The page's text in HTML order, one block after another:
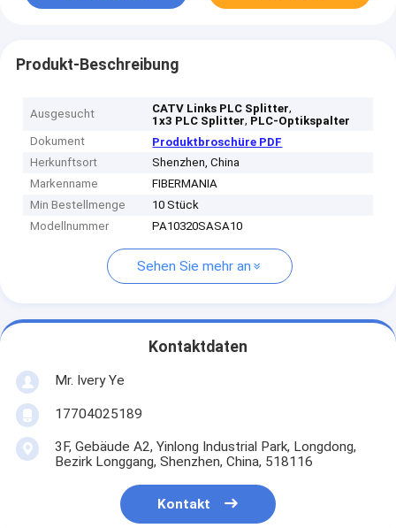
Produkt-Beschreibung
Ausgesucht CATV Links PLC Splitter,
1x3 PLC Splitter, PLC-Optikspalter
Dokument
Produktbroschüre PDF
Herkunftsort
Shenzhen, China
Markenname
FIBERMANIA
Min Bestellmenge
10 Stück
Modellnummer
PA10320SASA10
Sehen Sie mehr an
Kontaktdaten
Mr. Ivery Ye
17704025189
3F, Gebäude A2, Yinlong Industrial Park, Longdong,
Bezirk Longgang, Shenzhen, China, 518116
Kontakt